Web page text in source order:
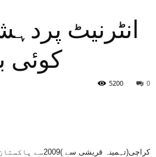
انٹرنیٹ
کوئی
0
5200
کراچی(تہمینہ